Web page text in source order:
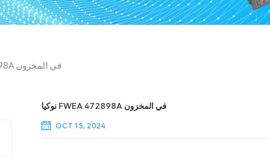
نوكيا FWEA 472898A في المخزون
نوكيا FWEA 472898A في المخزون
OCT 15, 2024